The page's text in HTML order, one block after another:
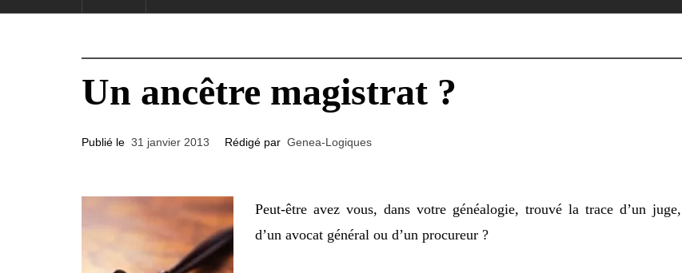
Un ancêtre magistrat ?
Publié le 31 janvier 2013 Rédigé par Genea-Logiques
Peut-être avez vous, dans votre généalogie, trouvé la trace d’un juge,
d’un avocat général ou d’un procureur ?